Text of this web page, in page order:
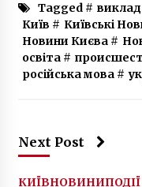
Tagged #
Київ # Київські
Новини Києва#
освіта#
російська мова#
Next Post
КИЇВНОВИНИПОДІЇ